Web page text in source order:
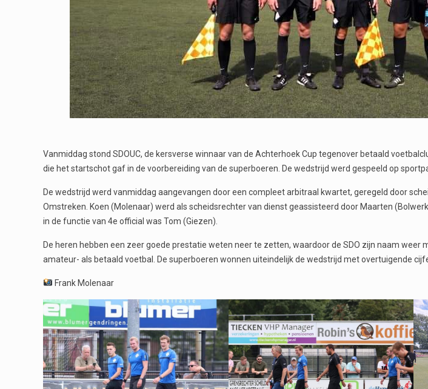
Vanmiddag stond SDOUC, de kersverse winnaar van de Achterhoek Cup tegenover betaald
die het startschot gaf in de voorbereiding van de superboeren. De wedstrijd werd gespeeld op
De wedstrijd werd vanmiddag aangevangen door een compleet arbitraal kwartet, geregeld door
Omstreken. Koen (Molenaar) werd als scheidsrechter van dienst geassisteerd door Maarten
in de functie van 4e official was Tom (Giezen).
De heren hebben een zeer goede prestatie weten neer te zetten, waardoor de SDO zijn naam
amateur- als betaald voetbal. De superboeren wonnen uiteindelijk de wedstrijd met overtuigende
Frank Molenaar